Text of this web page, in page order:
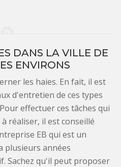
DANS LA VILLE DE
ENVIRONS
les haies. En fait, il est
d'entretien de ces types
effectuer ces tâches qui
réaliser, il est conseillé
EB qui est un
plusieurs années
Sachez qu'il peut proposer